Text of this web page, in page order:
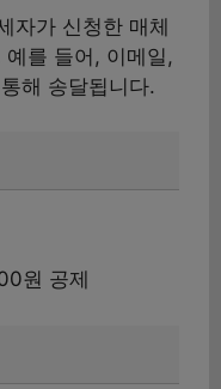
자가 신청한 매체
를 들어, 이메일,
해 송달됩니다.
원 공제